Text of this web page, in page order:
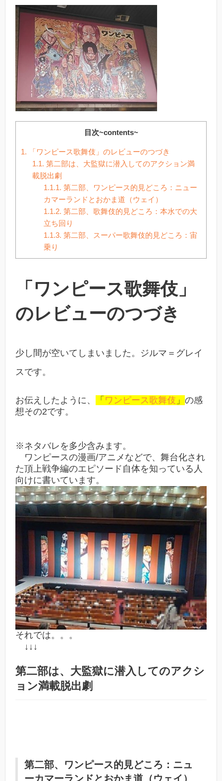
目次~contents~
1. 「ワンピース歌舞伎」のレビューのつづき
1.1. 第二部は、大監獄に潜入してのアクション満
載脱出劇
1.1.1. 第二部、ワンピース的見どころ：ニュー
カマーランドとおかま道（ウェイ）
1.1.2. 第二部、歌舞伎的見どころ：本水での大
立ち回り
1.1.3. 第二部、スーパー歌舞伎的見どころ：宙
乗り
「ワンピース歌舞伎」
のレビューのつづき
少し間が空いてしまいました。ジルマ＝グレイ
スです。
お伝えしたように、 「 ワンピース歌舞伎 」 の感
想その2です。
※ネタバレを多少含みます。
ワンピースの漫画/アニメなどで、舞台化され
た頂上戦争編のエピソード自体を知っている人
向けに書いています。
それでは。。。
↓↓↓
第二部は、大監獄に潜入してのアクシ
ョン満載脱出劇
第二部、ワンピース的見どころ：ニュ
ーカマーランドとおかま道（ウェイ）